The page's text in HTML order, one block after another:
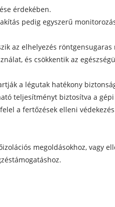
érdekében.
pedig egyszerű
az elhelyezés
és csökkentik az
a légutak hatékony
teljesítményt biztosítva a
a fertőzések elleni
megoldásokhoz, vagy